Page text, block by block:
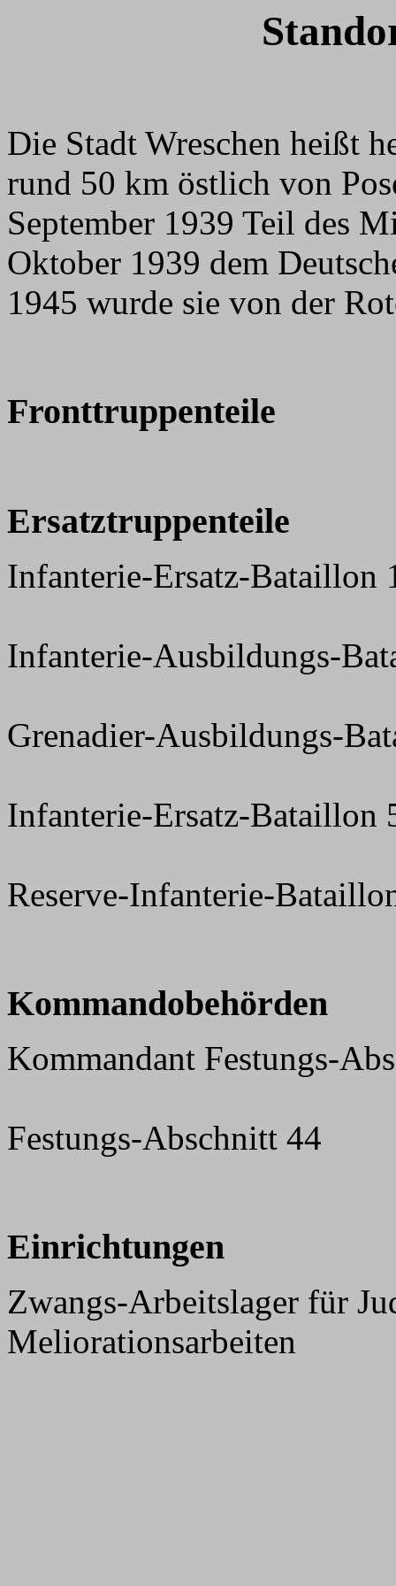
Die Stadt Wreschen heißt
rund 50 km östlich von
September 1939 Teil des
Oktober 1939 dem
1945 wurde sie von der
Fronttruppenteile
Ersatztruppenteile
Infanterie-Ersatz-Bataillon
Infanterie-Ausbildungs-
Grenadier-Ausbildungs-
Infanterie-Ersatz-Bataillon
Reserve-Infanterie-
Kommandobehörden
Kommandant Festungs-
Festungs-Abschnitt 44
Einrichtungen
Zwangs-Arbeitslager für
Meliorationsarbeiten